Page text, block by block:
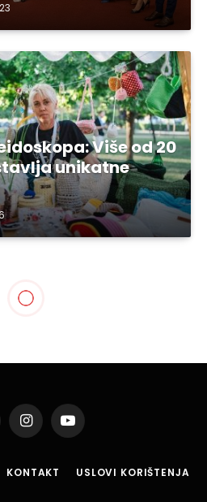
Više od 20
unikatne
se Allaha,
i smrti
na XVI TKT